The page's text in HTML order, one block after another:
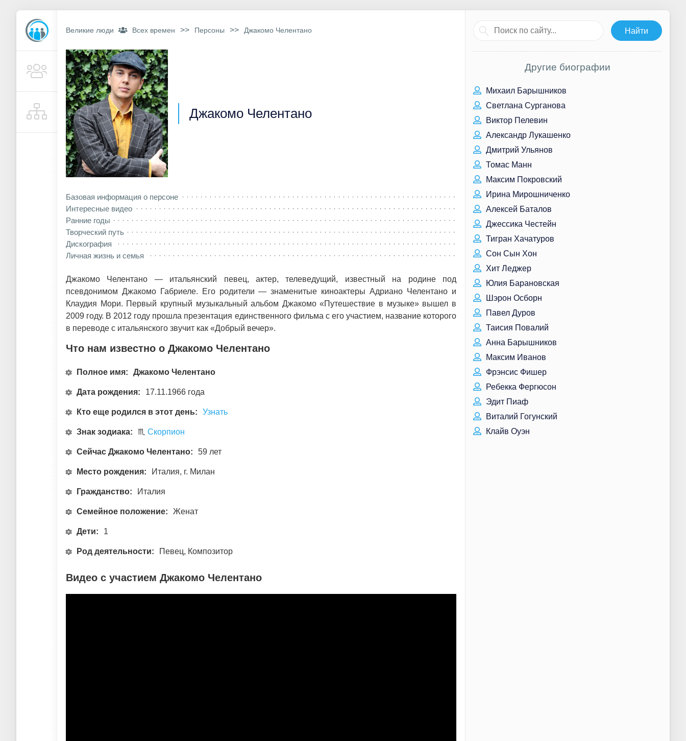
Великие люди Всех времен >> Персоны >> Джакомо Челентано
Джакомо Челентано
Базовая информация о персоне
Интересные видео
Ранние годы
Творческий путь
Дискография
Личная жизнь и семья
Джакомо Челентано — итальянский певец, актер, телеведущий, известный на родине под
псевдонимом Джакомо Габриеле. Его родители — знаменитые киноактеры Адриано Челентано и
Клаудия Мори. Первый крупный музыкальный альбом Джакомо «Путешествие в музыке» вышел в
2009 году. В 2012 году прошла презентация единственного фильма с его участием, название которого
в переводе с итальянского звучит как «Добрый вечер».
Что нам известно о Джакомо Челентано
Полное имя: Джакомо Челентано
Дата рождения: 17.11.1966 года
Кто еще родился в этот день: Узнать
Знак зодиака: ♏ Скорпион
Сейчас Джакомо Челентано: 59 лет
Место рождения: Италия, г. Милан
Гражданство: Италия
Семейное положение: Женат
Дети: 1
Род деятельности: Певец, Композитор
Видео с участием Джакомо Челентано
Другие биографии
Михаил Барышников
Светлана Сурганова
Виктор Пелевин
Александр Лукашенко
Дмитрий Ульянов
Томас Манн
Максим Покровский
Ирина Мирошниченко
Алексей Баталов
Джессика Честейн
Тигран Хачатуров
Сон Сын Хон
Хит Леджер
Юлия Барановская
Шэрон Осборн
Павел Дуров
Таисия Повалий
Анна Барышников
Максим Иванов
Фрэнсис Фишер
Ребекка Фергюсон
Эдит Пиаф
Виталий Гогунский
Клайв Оуэн